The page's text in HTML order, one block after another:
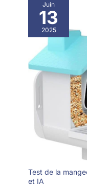
Juin
13
2025
Test de la
et IA